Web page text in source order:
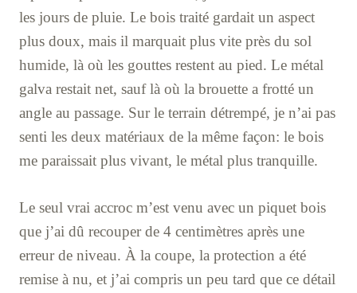
les jours de pluie. Le bois traité gardait un aspect
plus doux, mais il marquait plus vite près du sol
humide, là où les gouttes restent au pied. Le métal
galva restait net, sauf là où la brouette a frotté un
angle au passage. Sur le terrain détrempé, je n’ai pas
senti les deux matériaux de la même façon: le bois
me paraissait plus vivant, le métal plus tranquille.
Le seul vrai accroc m’est venu avec un piquet bois
que j’ai dû recouper de 4 centimètres après une
erreur de niveau. À la coupe, la protection a été
remise à nu, et j’ai compris un peu tard que ce détail